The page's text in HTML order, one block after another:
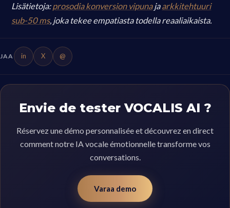
Lisätietoja:prosodia konversion vipunajaarkkitehtuuri
sub-50 ms, joka tekee empatiasta todella reaaliaikaista.
JAA in X @
Envie de tester VOCALIS AI ?
Réservez une démo personnalisée et découvrez en direct
comment notre IA vocale émotionnelle transforme vos
conversations.
Varaa demo